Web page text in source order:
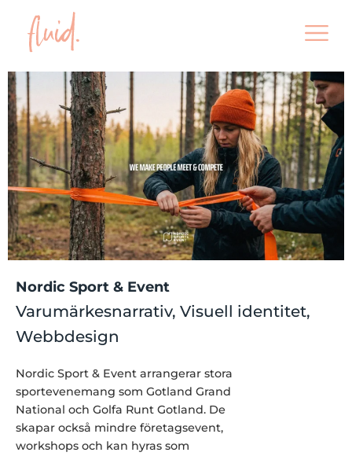
Nordic Sport & Event
Varumärkesnarrativ, Visuell identitet,
Webbdesign
Nordic Sport & Event arrangerar stora
sportevenemang som Gotland Grand
National och Golfa Runt Gotland. De
skapar också mindre företagsevent,
workshops och kan hyras som